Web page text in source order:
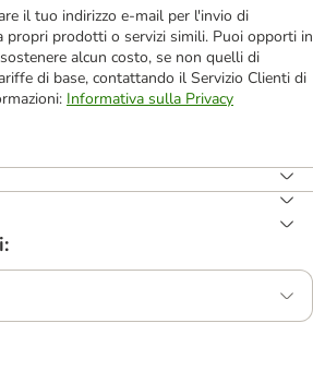
il tuo indirizzo e-mail per l'invio di
propri prodotti o servizi simili. Puoi opporti in
alcun costo, se non quelli di
di base, contattando il Servizio Clienti di
Informativa sulla Privacy